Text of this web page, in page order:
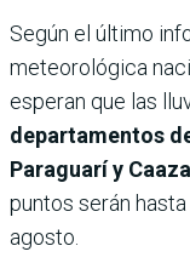
Según el último
meteorológica
esperan que las
departamentos
Paraguarí y
puntos serán
agosto.